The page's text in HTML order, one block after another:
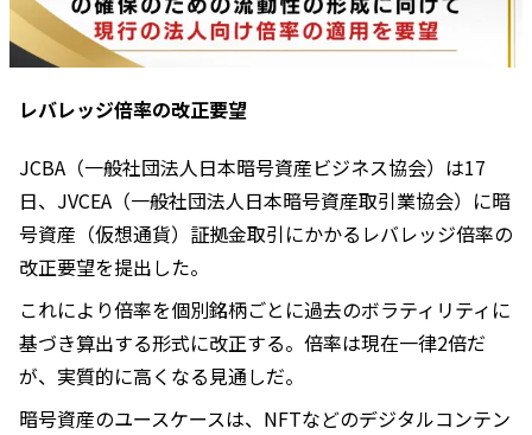
レバレッジ倍率の改正要望
JCBA（一般社団法人日本暗号資産ビジネス協会）は17
日、JVCEA（一般社団法人日本暗号資産取引業協会）に暗
号資産（仮想通貨）証拠金取引にかかるレバレッジ倍率の
改正要望を提出した。
これにより倍率を個別銘柄ごとに過去のボラティリティに
基づき算出する形式に改正する。倍率は現在一律2倍だ
が、実質的に高くなる見通しだ。
暗号資産のユースケースは、NFTなどのデジタルコンテン